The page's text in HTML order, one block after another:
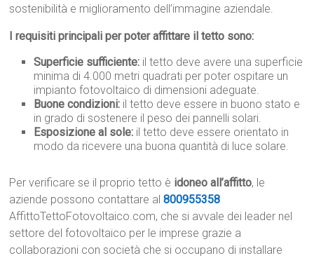
sostenibilità e miglioramento dell’immagine aziendale.
I requisiti principali per poter affittare il tetto sono:
Superficie sufficiente: il tetto deve avere una superficie
minima di 4.000 metri quadrati per poter ospitare un
impianto fotovoltaico di dimensioni adeguate.
Buone condizioni: il tetto deve essere in buono stato e
in grado di sostenere il peso dei pannelli solari.
Esposizione al sole: il tetto deve essere orientato in
modo da ricevere una buona quantità di luce solare.
Per verificare se il proprio tetto è idoneo all’affitto, le
aziende possono contattare al800955358
AffittoTettoFotovoltaico.com, che si avvale dei leader nel
settore del fotovoltaico per le imprese grazie a
collaborazioni con società che si occupano di installare